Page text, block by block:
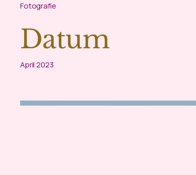
Fotografie
Datum
April 2023